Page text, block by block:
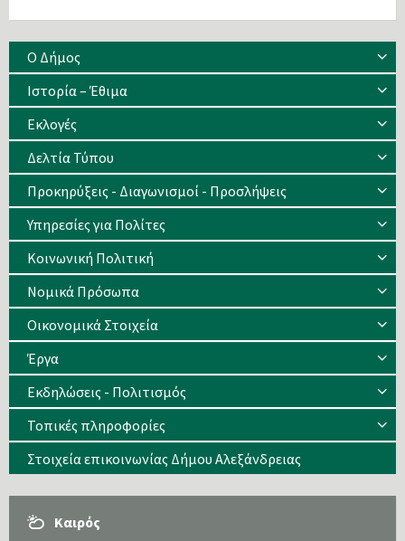
Ο Δήμος
Ιστορία – Έθιμα
Eκλογές
Δελτία Τύπου
Προκηρύξεις - Διαγωνισμοί - Προσλήψεις
Υπηρεσίες για Πολίτες
Κοινωνική Πολιτική
Νομικά Πρόσωπα
Οικονομικά Στοιχεία
Έργα
Εκδηλώσεις - Πολιτισμός
Τοπικές πληροφορίες
Στοιχεία επικοινωνίας Δήμου Αλεξάνδρειας
Καιρός